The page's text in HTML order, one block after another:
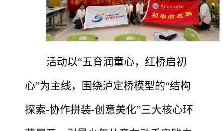
活动以“五育润童心，红桥启初
心”为主线，
围绕泸定桥模型的“结构
探索-协作拼装-创意美化”三大核心环